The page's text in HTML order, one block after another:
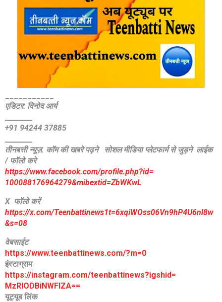
एडिटर: विनोद आर्य
+91 94244 37885
तीनबत्ती न्यूज़. कॉम की खबरे पढ़नेसोशल मीडिया प्लेटफार्म से जुड़ने लाईक
/ फॉलो करे
https://www.facebook.com/profile.php?id=
100088176964279&mibextid=ZbWKwL
X फॉलो करें
https://x.com/Teenbattinews1t=6xqiWOss06Vn9hP4U6nl8w
&s=08
वेबसाईट
https://www.teenbattinews.com/?m=0
इंस्टाग्राम
https://instagram.com/teenbattinews?igshid=
MzRlODBiNWFlZA==
यूट्यूब लिंक